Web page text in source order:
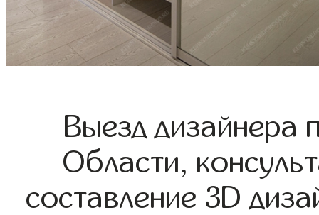
Выезд дизайнера
Области,
составление 3D